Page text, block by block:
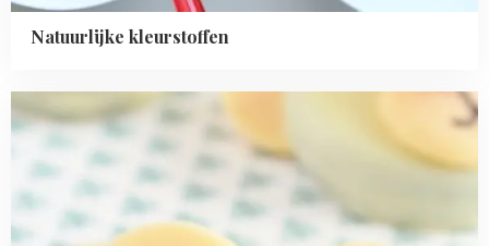
Natuurlijke kleurstoffen
more
IJsbeer
Oreo's